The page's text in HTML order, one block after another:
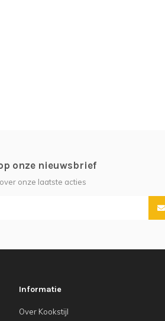
onze nieuwsbrief
onze laatste acties
Informatie
Over Kookstijl